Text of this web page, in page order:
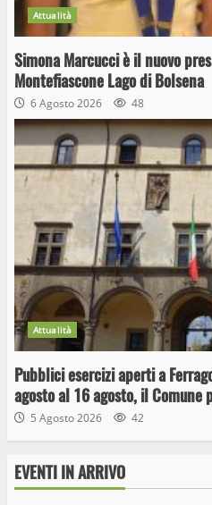
Attualità
Simona Marcucci è il nuovo
Montefiascone Lago di Bolsena
6 Agosto 2026 48
Attualità
Pubblici esercizi aperti a
agosto al 16 agosto, il Comune
5 Agosto 2026 42
EVENTI IN ARRIVO